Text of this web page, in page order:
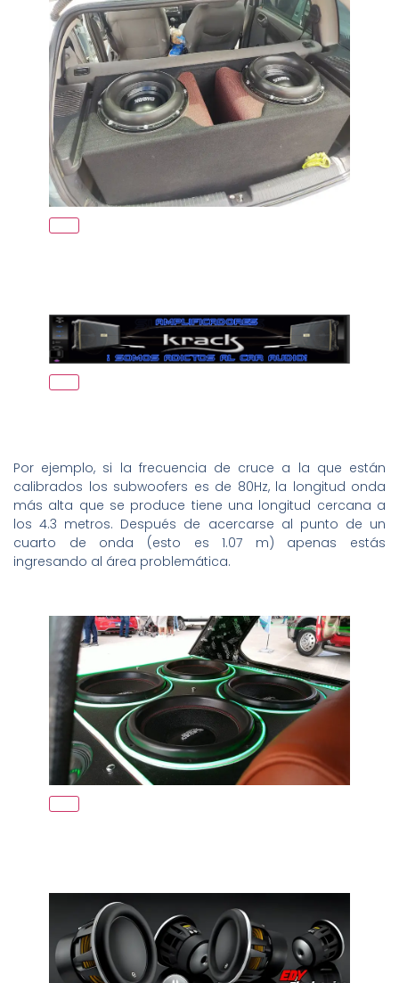
Por ejemplo, si la frecuencia de cruce a la que están
calibrados los subwoofers es de 80Hz, la longitud onda
más alta que se produce tiene una longitud cercana a
los 4.3 metros. Después de acercarse al punto de un
cuarto de onda (esto es 1.07 m) apenas estás
ingresando al área problemática.